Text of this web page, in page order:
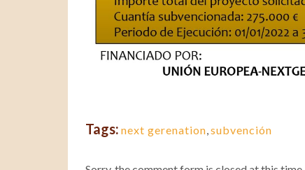
Tags: next gerenation,subvención